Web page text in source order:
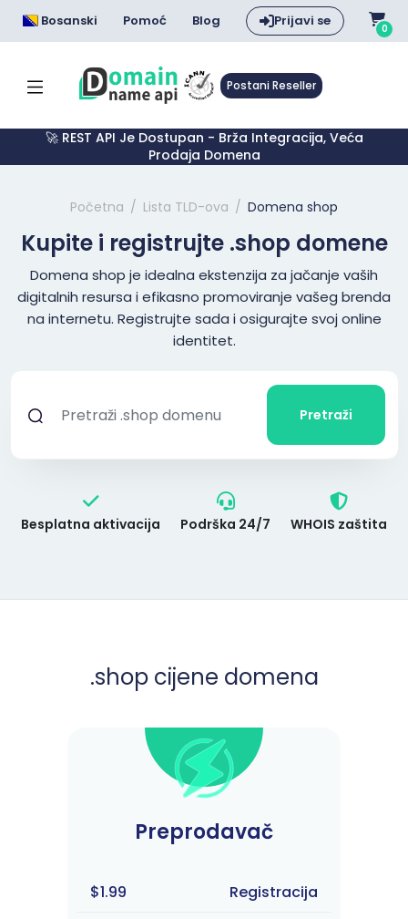
Bosanski Pomoć Blog Prijavi se 0
Postani Reseller
🚀 REST API Je Dostupan - Brža Integracija, Veća
Prodaja Domena
Početna Lista TLD-ova Domena shop
Kupite i registrujte .shop domene
Domena shop je idealna ekstenzija za jačanje vaših
digitalnih resursa i efikasno promoviranje vašeg brenda
na internetu. Registrujte sada i osigurajte svoj online
identitet.
Pretraži
Besplatna aktivacija Podrška 24/7 WHOIS zaštita
.shop cijene domena
Preprodavač
$1.99
Registracija